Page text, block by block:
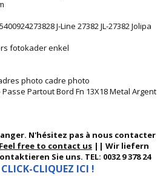
5400924273828 J-Line 27382 JL-27382 Jolipa
fotokader enkel
photo cadre photo
Passe Partout Bord Fn 13X18 Metal Argent
N'hésitez pas à nous contacter
free to contact us || Wir liefern
Sie uns. TEL: 0032 9 378 24
CLIQUEZ ICI !